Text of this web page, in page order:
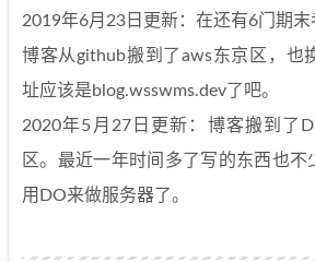
2019年6月23日更新：在还有6门期
博客从github搬到了aws东京区，也
址应该是blog.wsswms.dev了吧。
2020年5月27日更新：博客搬到了
区。最近一年时间多了写的东西也不
用DO来做服务器了。